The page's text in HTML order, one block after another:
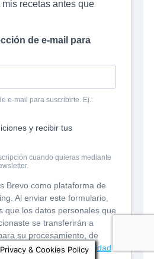
Privacy & Cookies Policy